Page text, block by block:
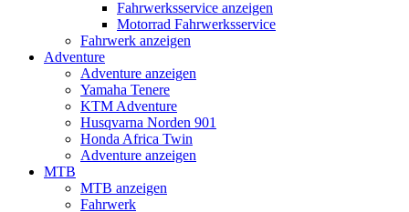
Fahrwerksservice anzeigen
Motorrad Fahrwerksservice
Fahrwerk anzeigen
Adventure
Adventure anzeigen
Yamaha Tenere
KTM Adventure
Husqvarna Norden 901
Honda Africa Twin
Adventure anzeigen
MTB
MTB anzeigen
Fahrwerk